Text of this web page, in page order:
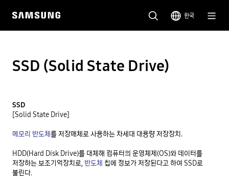
한국
SSD (Solid State Drive)
SSD
[Solid State Drive]
메모리 반도체를 저장매체로 사용하는 차세대 대용량 저장장치.
HDD(Hard Disk Drive)를 대체해 컴퓨터의 운영체제(OS)와 데이터를
저장하는 보조기억장치로, 반도체 칩에 정보가 저장된다고 하여 SSD로
불린다.